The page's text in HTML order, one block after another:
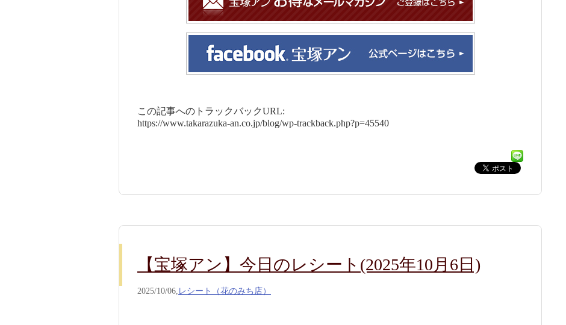
この記事へのトラックバックURL:
https://www.takarazuka-an.co.jp/blog/wp-trackback.php?p=45540
【宝塚アン】今日のレシート(2025年10月6日)
2025/10/06, レシート（花のみち店）